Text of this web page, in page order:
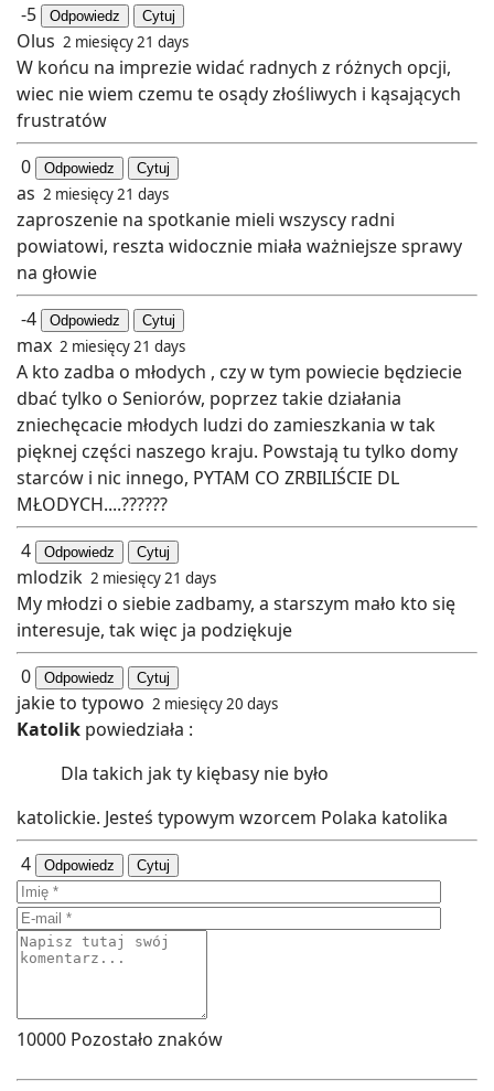
-5
Odpowiedz Cytuj
Olus 2 miesięcy 21 days
W końcu na imprezie widać radnych z różnych opcji,
wiec nie wiem czemu te osądy złośliwych i kąsających
frustratów
0
Odpowiedz Cytuj
as 2 miesięcy 21 days
zaproszenie na spotkanie mieli wszyscy radni
powiatowi, reszta widocznie miała ważniejsze sprawy
na głowie
-4
Odpowiedz Cytuj
max 2 miesięcy 21 days
A kto zadba o młodych , czy w tym powiecie będziecie
dbać tylko o Seniorów, poprzez takie działania
zniechęcacie młodych ludzi do zamieszkania w tak
pięknej części naszego kraju. Powstają tu tylko domy
starców i nic innego, PYTAM CO ZRBILIŚCIE DL
MŁODYCH....??????
4
Odpowiedz Cytuj
mlodzik 2 miesięcy 21 days
My młodzi o siebie zadbamy, a starszym mało kto się
interesuje, tak więc ja podziękuje
0
Odpowiedz Cytuj
jakie to typowo 2 miesięcy 20 days
Katolik powiedziała :
Dla takich jak ty kiębasy nie było
katolickie. Jesteś typowym wzorcem Polaka katolika
4
Odpowiedz Cytuj
10000 Pozostało znaków